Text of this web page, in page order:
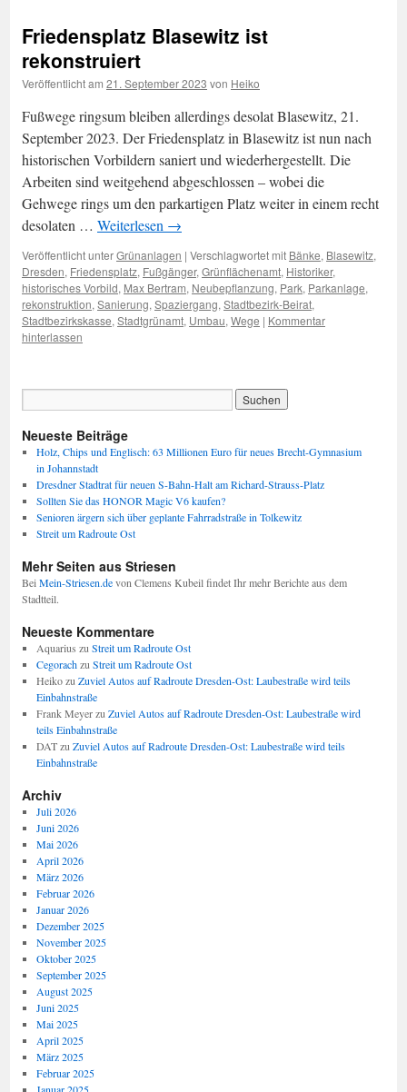
Friedensplatz Blasewitz ist
rekonstruiert
Veröffentlicht am 21. September 2023 von Heiko
Fußwege ringsum bleiben allerdings desolat Blasewitz, 21.
September 2023. Der Friedensplatz in Blasewitz ist nun nach
historischen Vorbildern saniert und wiederhergestellt. Die
Arbeiten sind weitgehend abgeschlossen – wobei die
Gehwege rings um den parkartigen Platz weiter in einem recht
desolaten … Weiterlesen →
Veröffentlicht unterGrünanlagen | Verschlagwortet mit Bänke, Blasewitz,
Dresden, Friedensplatz, Fußgänger, Grünflächenamt, Historiker,
historisches Vorbild, Max Bertram, Neubepflanzung, Park, Parkanlage,
rekonstruktion, Sanierung, Spaziergang, Stadtbezirk-Beirat,
Stadtbezirkskasse, Stadtgrünamt, Umbau, Wege | Kommentar
hinterlassen
Neueste Beiträge
Holz, Chips und Englisch: 63 Millionen Euro für neues Brecht-Gymnasium
in Johannstadt
Dresdner Stadtrat für neuen S-Bahn-Halt am Richard-Strauss-Platz
Sollten Sie das HONOR Magic V6 kaufen?
Senioren ärgern sich über geplante Fahrradstraße in Tolkewitz
Streit um Radroute Ost
Mehr Seiten aus Striesen
Bei Mein-Striesen.devon Clemens Kubeil findet Ihr mehr Berichte aus dem
Stadtteil.
Neueste Kommentare
Aquarius zu Streit um Radroute Ost
Cegorachzu Streit um Radroute Ost
Heikozu Zuviel Autos auf Radroute Dresden-Ost: Laubestraße wird teils
Einbahnstraße
Frank Meyerzu Zuviel Autos auf Radroute Dresden-Ost: Laubestraße wird
teils Einbahnstraße
DATzu Zuviel Autos auf Radroute Dresden-Ost: Laubestraße wird teils
Einbahnstraße
Archiv
Juli 2026
Juni 2026
Mai 2026
April 2026
März 2026
Februar 2026
Januar 2026
Dezember 2025
November 2025
Oktober 2025
September 2025
August 2025
Juni 2025
Mai 2025
April 2025
März 2025
Februar 2025